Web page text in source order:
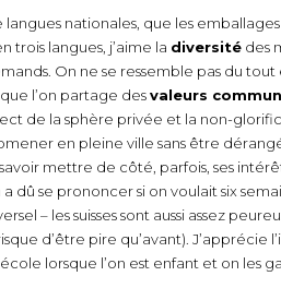
langues nationales, que les
trois langues, j’aime la diversité des
On ne se ressemble pas du
que l’on partage desvaleurs
de la sphère privée et la non-
en pleine ville sans être
mettre de côté, parfois, ses
a dû se prononcer si on voulait six
– les suisses sont aussi assez
d’être pire qu’avant).
lorsque l’on est enfant et on les